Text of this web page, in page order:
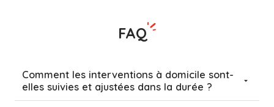
FAQ
Comment les interventions à domicile sont-
elles suivies et ajustées dans la durée ?